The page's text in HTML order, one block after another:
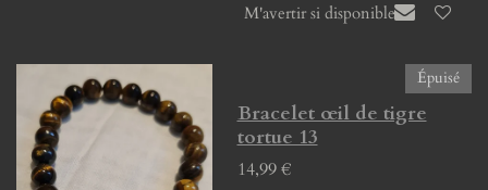
M'avertir si disponible
Épuisé
Bracelet œil de tigre
tortue 13
14,99 €